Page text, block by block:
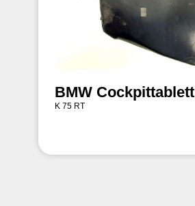
BMW Cockpittablett
K 75 RT